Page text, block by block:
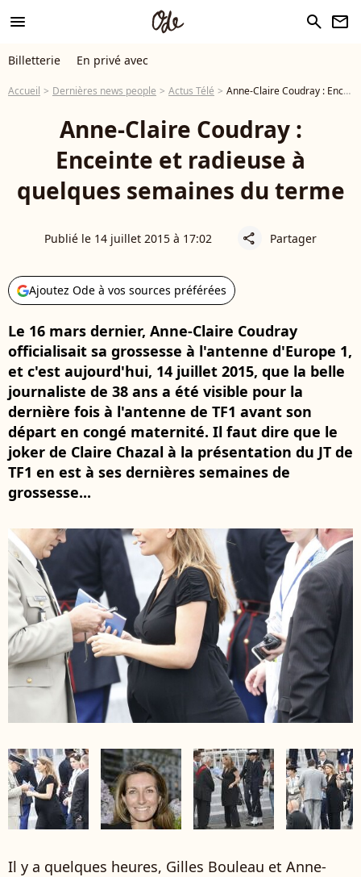
menu search newsletter
Billetterie En privé avec
Accueil Dernières news people Actus Télé Anne-Claire Coudray : Enceinte et radieuse à quelques semaines du terme
Anne-Claire Coudray :
Enceinte et radieuse à
quelques semaines du terme
Publié le 14 juillet 2015 à 17:02 share Partager
Ajoutez Ode à vos sources préférées
Le 16 mars dernier, Anne-Claire Coudray
officialisait sa grossesse à l'antenne d'Europe 1,
et c'est aujourd'hui, 14 juillet 2015, que la belle
journaliste de 38 ans a été visible pour la
dernière fois à l'antenne de TF1 avant son
départ en congé maternité. Il faut dire que le
joker de Claire Chazal à la présentation du JT de
TF1 en est à ses dernières semaines de
grossesse...
Il y a quelques heures, Gilles Bouleau et Anne-